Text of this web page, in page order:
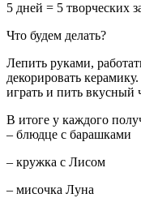
5 дней = 5 творческих
Что будем делать?
Лепить руками,
декорировать
играть и пить вкусный
В итоге у каждого
– блюдце с барашками
– кружка с Лисом
– мисочка Луна